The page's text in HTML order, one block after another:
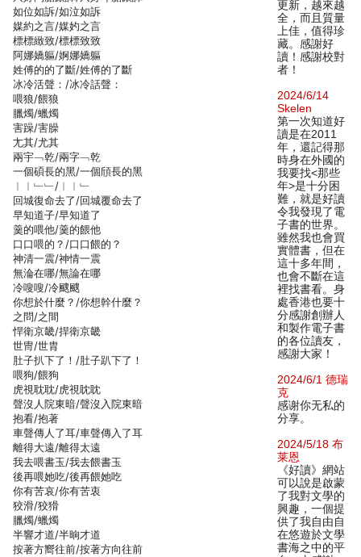
如位如訴/如泣如訴
媒約之言/媒妁之言
標標緻致/標標致致
阿娜嬌軀/婀娜嬌軀
姓傅的的了斷/姓傅的了斷
冰冷活聲：/冰冷話聲：
喂狼/餵狼
臘燭/蠟燭
害躁/害臊
尢其/尤其
兩宇﹁乾/兩字﹁乾
一個碩長的黑/一個頎長的黑
︱︱﹂﹂/︱︱﹂
回城復命去了/回城覆命去了
早知道子/早知道了
羹的喂他/羹的餵他
口口喂的？/口口餵的？
神清一震/神情一震
無淪在哪/無論在哪
冷嗖嗖/冷颼颼
你想於什麼？/你想幹什麼？
之問/之間
悍衛京畿/捍衛京畿
世冑/世胄
肚子扒下了！/肚子趴下了！
喂狗/餵狗
虎視耽耽/虎視眈眈
聲沒人院東暗/聲沒入院東暗
抱看/抱著
車聲傳人了耳/車聲傳入了耳
離得大遠/離得太遠
我去喂書玉/我去餵書玉
後再喂她吃/後再餵她吃
你有苦哀/你有苦衷
狡滑/狡猾
臘燭/蠟燭
半響才道/半晌才道
按著方嚮往前/按著方向往前
更新，越來越
全，而且質量
上佳，值得珍
藏。感謝好
讀！感謝校對
者！
2024/6/14
Skelen
第一次知道好
讀是在2011
年，還記得那
時身在外國的
我要找<那些
年>是十分困
難，就是好讀
令我發現了電
子書的世界。
雖然我也會買
實體書，但在
這十多年間，
也會不斷在這
裡找書看。身
處香港也要十
分感謝創辦人
和製作電子書
的各位讀友，
感謝大家！
2024/6/1 德瑞
克
感谢你无私的
分享。
2024/5/18 布
莱恩
《好讀》網站
可以說是啟蒙
了我對文學的
興趣，一個提
供了我自由自
在悠遊於文學
書海之中的平